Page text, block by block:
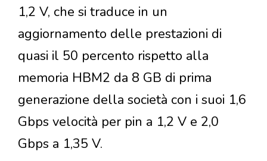
1,2 V, che si traduce in un
aggiornamento delle prestazioni di
quasi il 50 percento rispetto alla
memoria HBM2 da 8 GB di prima
generazione della società con i suoi 1,6
Gbps velocità per pin a 1,2 V e 2,0
Gbps a 1,35 V.